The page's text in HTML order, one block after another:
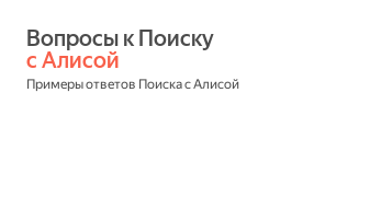
с Алисой
Примеры ответов Поиска с Алисой